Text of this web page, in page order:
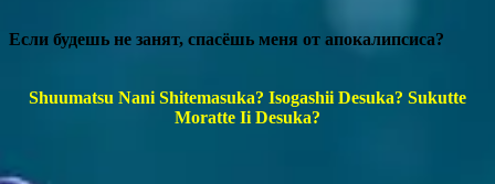
Если будешь не занят, спасёшь меня от апокалипсиса?
Shuumatsu Nani Shitemasuka? Isogashii Desuka? Sukutte
Moratte Ii Desuka?